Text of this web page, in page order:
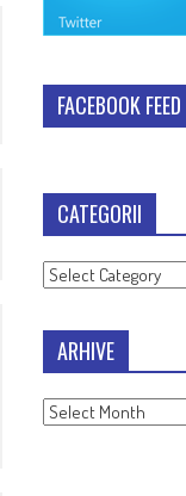
FACEBOOK FEED
CATEGORII
Categorii
ARHIVE
Arhive